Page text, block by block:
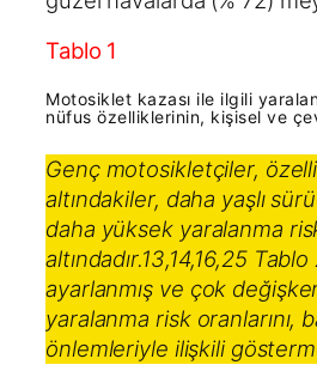
Tablo 1
Motosiklet kazası ile ilgili
nüfus özelliklerinin, kişisel ve
Genç motosikletçiler,
altındakiler, daha yaşlı
daha yüksek yaralanma
altındadır.13,14,16,25
ayarlanmış ve çok
yaralanma risk oranlarını,
önlemleriyle ilişkili